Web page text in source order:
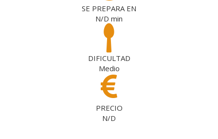
SE PREPARA EN
N/D min
DIFICULTAD
Medio
PRECIO
N/D